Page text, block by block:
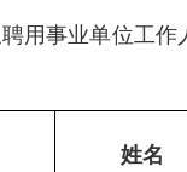
事业单位工作
姓名